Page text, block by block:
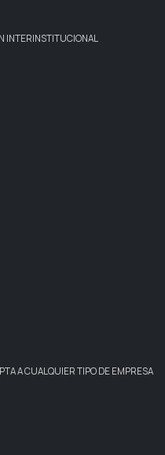
INTERINSTITUCIONAL
A CUALQUIER TIPO DE EMPRESA